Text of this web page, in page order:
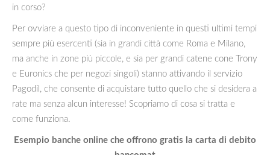
in corso?
Per ovviare a questo tipo di inconveniente in questi ultimi tempi
sempre più esercenti (sia in grandi città come Roma e Milano,
ma anche in zone più piccole, e sia per grandi catene cone Trony
e Euronics che per negozi singoli) stanno attivando il servizio
Pagodil, che consente di acquistare tutto quello che si desidera a
rate ma senza alcun interesse! Scopriamo di cosa si tratta e
come funziona.
Esempio banche online che offrono gratis la carta di debito